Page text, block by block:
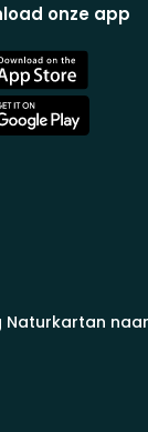
onze app
Naturkartan